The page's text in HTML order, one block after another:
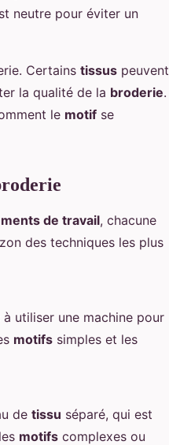
neutre pour éviter un
Certains tissus peuvent
la qualité de la broderie.
le motif se
de travail, chacune
des techniques les plus
utiliser une machine pour
motifs simples et les
de tissu séparé, qui est
motifs complexes ou